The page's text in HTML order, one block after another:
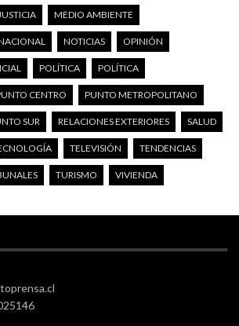
MEDIO AMBIENTE
NOTICIAS OPINIÓN
POLÍTICA POLÍTICA
CENTRO PUNTO METROPOLITANO
SUR RELACIONES EXTERIORES SALUD
TELEVISIÓN TENDENCIAS
TURISMO VIVIENDA